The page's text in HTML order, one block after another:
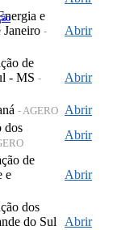
e
Janeiro -
Abrir
de
- MS -
Abrir
- AGERO Abrir
dos
Abrir
de
e
Abrir
dos
do Sul
Abrir